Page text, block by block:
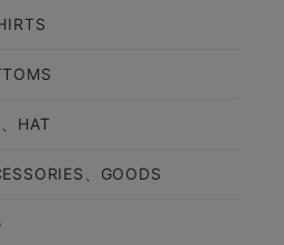
HAT
、GOODS